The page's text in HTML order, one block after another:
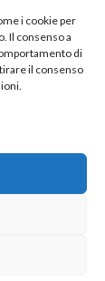
i cookie per
Il consenso a
di
il consenso